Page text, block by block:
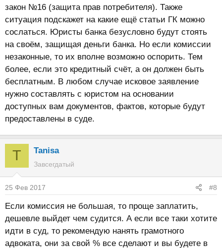
закон №16 (защита прав потребителя). Также
ситуация подскажет на какие ещё статьи ГК можно
сослаться. Юристы банка безусловно будут стоять
на своём, защищая деньги банка. Но если комиссии
незаконные, то их вполне возможно оспорить. Тем
более, если это кредитный счёт, а он должен быть
бесплатным. В любом случае исковое заявление
нужно составлять с юристом на основании
доступных вам документов, фактов, которые будут
предоставлены в суде.
T Tanisa
Завсегдатый
25 Фев 2017 #8
Если комиссия не большая, то проще заплатить,
дешевле выйдет чем судится. А если все таки хотите
идти в суд, то рекомендую нанять грамотного
адвоката, они за свой % все сделают и вы будете в